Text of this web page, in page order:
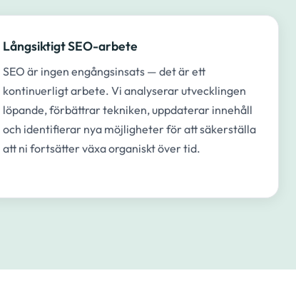
Långsiktigt SEO-arbete
SEO är ingen engångsinsats — det är ett
kontinuerligt arbete. Vi analyserar utvecklingen
löpande, förbättrar tekniken, uppdaterar innehåll
och identifierar nya möjligheter för att säkerställa
att ni fortsätter växa organiskt över tid.